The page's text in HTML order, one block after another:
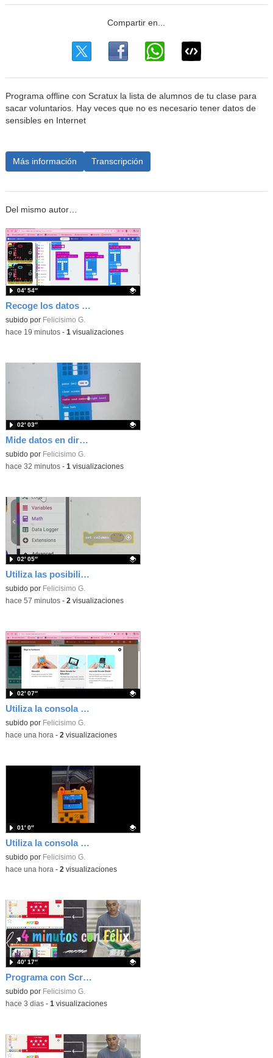
Programa offline con Scratux la lista de alumnos de tu clase para
sacar voluntarios. Hay veces que no es necesario tener datos de
sensibles en Internet
Más información Transcripción
Del mismo autor…
Recoge los datos en una gráfica programando tu placa microbit con MakeCode y conoce la Tª y nivel de luz en este eclipse
Contenido educativo.
subido por Felicisimo G.
04′ 54″
-hace 19 minutos- 1 visualizaciones
Mide datos en directo usando tu placa microbit y programando con MakeCode dos placas conectadas por radio
Contenido educativo.
subido por Felicisimo G.
02′ 03″
-hace 32 minutos- 1 visualizaciones
Utiliza las posibilidades de tu microbit programando com MakeCode para medir temperatura y nivel de luz con Datalogger
Contenido educativo.
subido por Felicisimo G.
02′ 05″
-hace 57 minutos- 2 visualizaciones
Utiliza la consola Mewbit de Kittenbot para llevar tus juegos arcade de MakeCode a tu mano
Contenido educativo.
subido por Felicisimo G.
02′ 07″
-hace una hora - 2 visualizaciones
Utiliza la consola Meowbit de KIttenbot para jugar con tus programas MakeCode Arcade
Contenido educativo.
subido por Felicisimo G.
01′ 0″
-hace una hora - 2 visualizaciones
Programa con Scratch, 8 diferentes juegos para vivir la emoción de los partidos de España en el mundial 2026
Contenido educativo.
subido por Felicisimo G.
40′ 17″
-hace 3 dias- 1 visualizaciones